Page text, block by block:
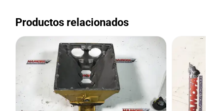
Productos relacionados